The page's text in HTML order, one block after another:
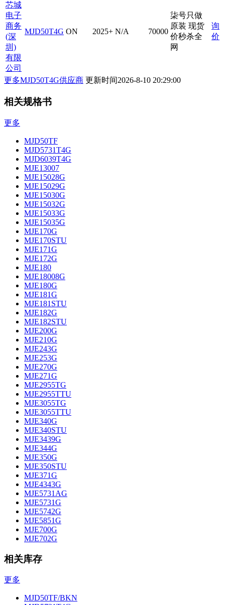
芯城
电子
商务
(深
圳)
有限
公司
MJD50T4G ON 2025+ N/A 70000
柒号只做
原装 现货
价秒杀全
网
询
价
更多MJD50T4G供应商 更新时间2026-8-10 20:29:00
相关规格书
更多
MJD50TF
MJD5731T4G
MJD6039T4G
MJE13007
MJE15028G
MJE15029G
MJE15030G
MJE15032G
MJE15033G
MJE15035G
MJE170G
MJE170STU
MJE171G
MJE172G
MJE180
MJE18008G
MJE180G
MJE181G
MJE181STU
MJE182G
MJE182STU
MJE200G
MJE210G
MJE243G
MJE253G
MJE270G
MJE271G
MJE2955TG
MJE2955TTU
MJE3055TG
MJE3055TTU
MJE340G
MJE340STU
MJE3439G
MJE344G
MJE350G
MJE350STU
MJE371G
MJE4343G
MJE5731AG
MJE5731G
MJE5742G
MJE5851G
MJE700G
MJE702G
相关库存
更多
MJD50TF/BKN